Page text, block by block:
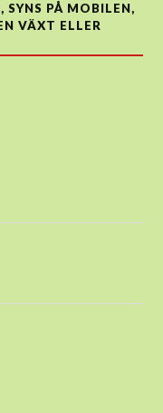
SYNS PÅ MOBILEN,
VÄXT ELLER